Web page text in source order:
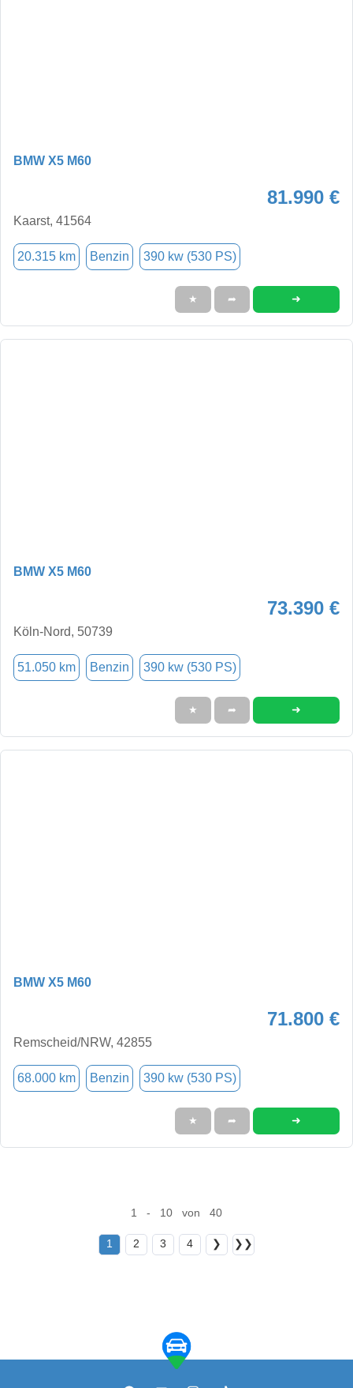
BMW X5 M60
81.990 €
Kaarst, 41564
20.315 km Benzin 390 kw (530 PS)
★ ➦ ➜
BMW X5 M60
73.390 €
Köln-Nord, 50739
51.050 km Benzin 390 kw (530 PS)
★ ➦ ➜
BMW X5 M60
71.800 €
Remscheid/NRW, 42855
68.000 km Benzin 390 kw (530 PS)
★ ➦ ➜
1 - 10 von 40
1 2 3 4 ❯ ❯❯